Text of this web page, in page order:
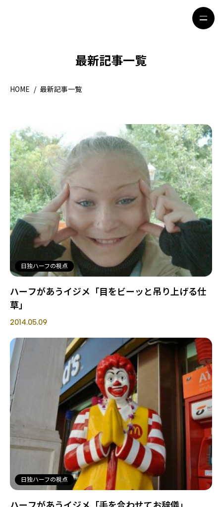
地域別ガイド
ライフスタイル
著者一覧
ライター募集
最新記事一覧
HOME / 最新記事一覧
日独ハーフの視点
ハーフがあうイジメ「目をビーッと吊り上げる仕
草」
2014.05.09
日独ハーフの視点